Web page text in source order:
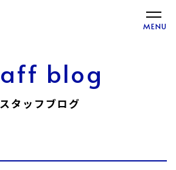
toggle
MENU
blog
スタッフブログ